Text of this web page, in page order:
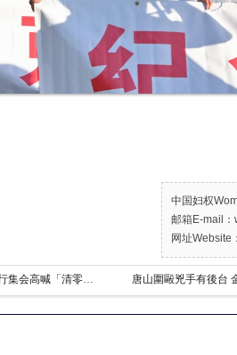
中国妇权
邮箱E-mail
网址Website
纪念6.4死难者 纽约华人游行集会高喊「清零中共」 唐山圍毆兇手有後台